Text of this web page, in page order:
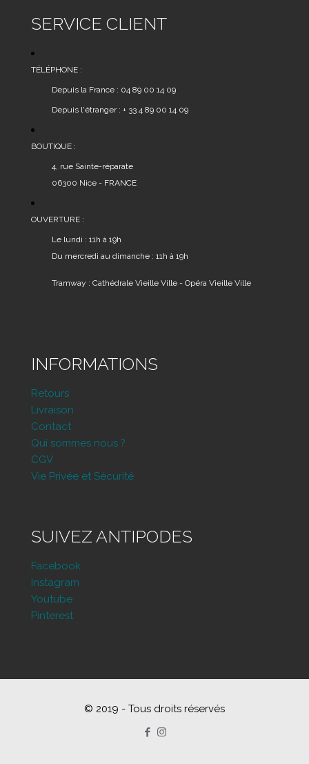
SERVICE CLIENT
TÉLÉPHONE :
Depuis la France : 04 89 00 14 09
Depuis l'étranger : + 33 4 89 00 14 09
BOUTIQUE :
4, rue Sainte-réparate
06300 Nice - FRANCE
OUVERTURE :
Le lundi : 11h à 19h
Du mercredi au dimanche : 11h à 19h
Tramway : Cathédrale Vieille Ville - Opéra Vieille Ville
INFORMATIONS
Retours
Livraison
Contact
Qui sommes nous ?
CGV
Vie Privée et Sécurité
SUIVEZ ANTIPODES
Facebook
Instagram
Youtube
Pinterest
© 2019 - Tous droits réservés